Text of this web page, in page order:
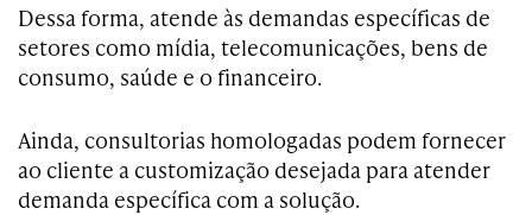
Dessa forma, atende às demandas específicas de
setores como mídia, telecomunicações, bens de
consumo, saúde e o financeiro.
Ainda, consultorias homologadas podem fornecer
ao cliente a customização desejada para atender
demanda específica com a solução.